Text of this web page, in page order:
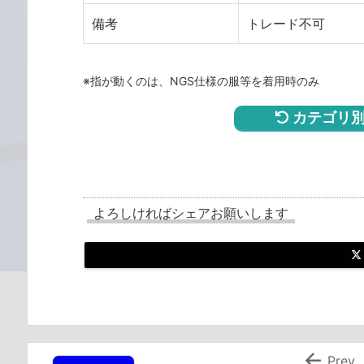
備考 トレード不可
※指が動くのは、NGS仕様の服等を着用時のみ
カテゴリ
よろしければシェアお願いします